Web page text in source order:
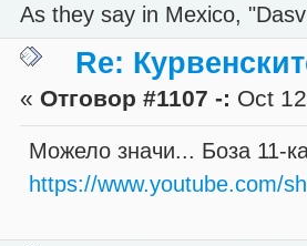
As they say in Mexico,
Re:
« Отговор #1107 -: Oct
Можело значи... Боза
https://www.youtube.com/